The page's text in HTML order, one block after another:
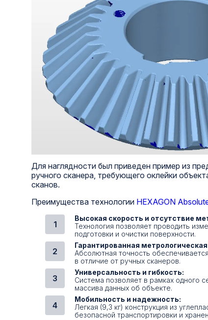
Для наглядности был приведен пример из
ручного сканера, требующего оклейки
сканов.
Преимущества технологии HEXAGON
Высокая скорость и отсутствие
Технология позволяет проводить
подготовки и очистки поверхности.
Гарантированная
Абсолютная точность
в отличие от ручных сканеров.
Универсальность и гибкость:
Система позволяет в рамках одного
массива данных об объекте.
Мобильность и надежность:
Легкая (9,3 кг) конструкция из
безопасной транспортировки и